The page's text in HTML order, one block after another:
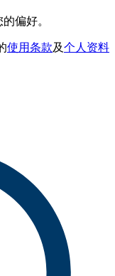
偏好。
使用条款及个人资料